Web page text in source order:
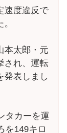
速度違反で
本太郎・元
され、運転
発表しまし
タカーを運
を149キロ